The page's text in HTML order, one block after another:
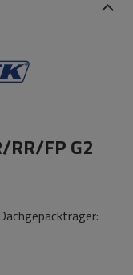
RR/FP G2